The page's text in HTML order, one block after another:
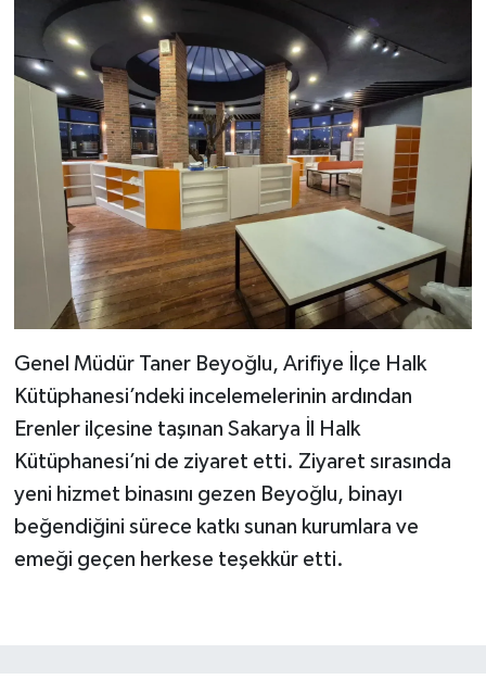
Genel Müdür Taner Beyoğlu, Arifiye İlçe Halk
Kütüphanesi’ndeki incelemelerinin ardından
Erenler ilçesine taşınan Sakarya İl Halk
Kütüphanesi’ni de ziyaret etti. Ziyaret sırasında
yeni hizmet binasını gezen Beyoğlu, binayı
beğendiğini sürece katkı sunan kurumlara ve
emeği geçen herkese teşekkür etti.